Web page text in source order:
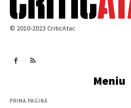
© 2010-2023 CriticAtac
Meniu
PRIMA PAGINĂ